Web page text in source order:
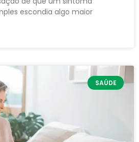
escondia algo maior
SAÚDE